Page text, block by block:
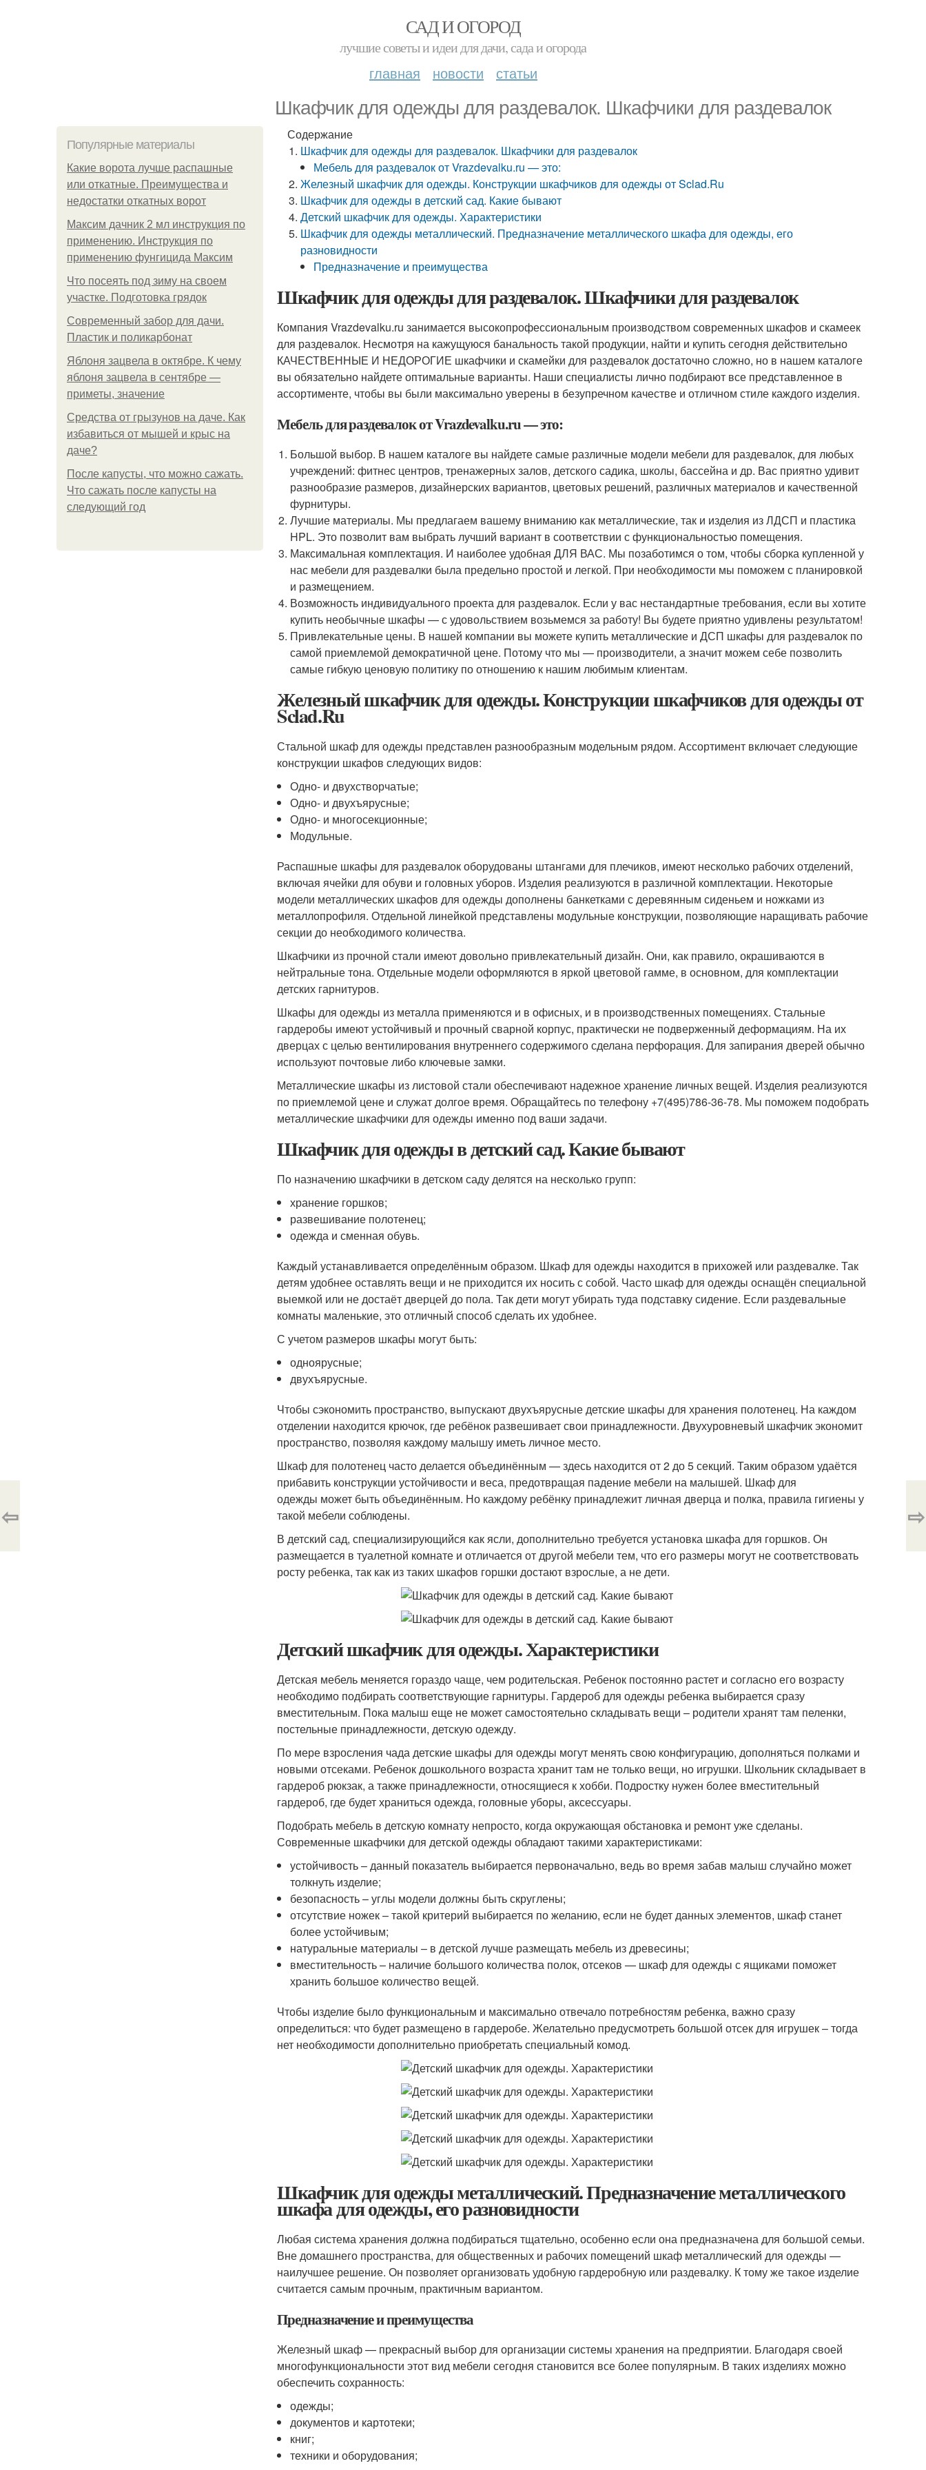
САД И ОГОРОД
лучшие советы и идеи для дачи, сада и огорода
главная новости статьи
Шкафчик для одежды для раздевалок. Шкафчики для раздевалок
Популярные материалы
Какие ворота лучше распашные
или откатные. Преимущества и
недостатки откатных ворот
Максим дачник 2 мл инструкция по
применению. Инструкция по
применению фунгицида Максим
Что посеять под зиму на своем
участке. Подготовка грядок
Современный забор для дачи.
Пластик и поликарбонат
Яблоня зацвела в октябре. К чему
яблоня зацвела в сентябре —
приметы, значение
Средства от грызунов на даче. Как
избавиться от мышей и крыс на
даче?
После капусты, что можно сажать.
Что сажать после капусты на
следующий год
Содержание
Шкафчик для одежды для раздевалок. Шкафчики для раздевалок
Мебель для раздевалок от Vrazdevalku.ru — это:
Железный шкафчик для одежды. Конструкции шкафчиков для одежды от Sclad.Ru
Шкафчик для одежды в детский сад. Какие бывают
Детский шкафчик для одежды. Характеристики
Шкафчик для одежды металлический. Предназначение металлического шкафа для одежды, его
разновидности
Предназначение и преимущества
Шкафчик для одежды для раздевалок. Шкафчики для раздевалок
Компания Vrazdevalku.ru занимается высокопрофессиональным производством современных шкафов и скамеек
для раздевалок. Несмотря на кажущуюся банальность такой продукции, найти и купить сегодня действительно
КАЧЕСТВЕННЫЕ И НЕДОРОГИЕ шкафчики и скамейки для раздевалок достаточно сложно, но в нашем каталоге
вы обязательно найдете оптимальные варианты. Наши специалисты лично подбирают все представленное в
ассортименте, чтобы вы были максимально уверены в безупречном качестве и отличном стиле каждого изделия.
Мебель для раздевалок от Vrazdevalku.ru — это:
Большой выбор. В нашем каталоге вы найдете самые различные модели мебели для раздевалок, для любых
учреждений: фитнес центров, тренажерных залов, детского садика, школы, бассейна и др. Вас приятно удивит
разнообразие размеров, дизайнерских вариантов, цветовых решений, различных материалов и качественной
фурнитуры.
Лучшие материалы. Мы предлагаем вашему вниманию как металлические, так и изделия из ЛДСП и пластика
HPL. Это позволит вам выбрать лучший вариант в соответствии с функциональностью помещения.
Максимальная комплектация. И наиболее удобная ДЛЯ ВАС. Мы позаботимся о том, чтобы сборка купленной у
нас мебели для раздевалки была предельно простой и легкой. При необходимости мы поможем с планировкой
и размещением.
Возможность индивидуального проекта для раздевалок. Если у вас нестандартные требования, если вы хотите
купить необычные шкафы — с удовольствием возьмемся за работу! Вы будете приятно удивлены результатом!
Привлекательные цены. В нашей компании вы можете купить металлические и ДСП шкафы для раздевалок по
самой приемлемой демократичной цене. Потому что мы — производители, а значит можем себе позволить
самые гибкую ценовую политику по отношению к нашим любимым клиентам.
Железный шкафчик для одежды. Конструкции шкафчиков для одежды от
Sclad.Ru
Стальной шкаф для одежды представлен разнообразным модельным рядом. Ассортимент включает следующие
конструкции шкафов следующих видов:
Одно- и двухстворчатые;
Одно- и двухъярусные;
Одно- и многосекционные;
Модульные.
Распашные шкафы для раздевалок оборудованы штангами для плечиков, имеют несколько рабочих отделений,
включая ячейки для обуви и головных уборов. Изделия реализуются в различной комплектации. Некоторые
модели металлических шкафов для одежды дополнены банкетками с деревянным сиденьем и ножками из
металлопрофиля. Отдельной линейкой представлены модульные конструкции, позволяющие наращивать рабочие
секции до необходимого количества.
Шкафчики из прочной стали имеют довольно привлекательный дизайн. Они, как правило, окрашиваются в
нейтральные тона. Отдельные модели оформляются в яркой цветовой гамме, в основном, для комплектации
детских гарнитуров.
Шкафы для одежды из металла применяются и в офисных, и в производственных помещениях. Стальные
гардеробы имеют устойчивый и прочный сварной корпус, практически не подверженный деформациям. На их
дверцах с целью вентилирования внутреннего содержимого сделана перфорация. Для запирания дверей обычно
используют почтовые либо ключевые замки.
Металлические шкафы из листовой стали обеспечивают надежное хранение личных вещей. Изделия реализуются
по приемлемой цене и служат долгое время. Обращайтесь по телефону +7(495)786-36-78. Мы поможем подобрать
металлические шкафчики для одежды именно под ваши задачи.
Шкафчик для одежды в детский сад. Какие бывают
По назначению шкафчики в детском саду делятся на несколько групп:
хранение горшков;
развешивание полотенец;
одежда и сменная обувь.
Каждый устанавливается определённым образом. Шкаф для одежды находится в прихожей или раздевалке. Так
детям удобнее оставлять вещи и не приходится их носить с собой. Часто шкаф для одежды оснащён специальной
выемкой или не достаёт дверцей до пола. Так дети могут убирать туда подставку сидение. Если раздевальные
комнаты маленькие, это отличный способ сделать их удобнее.
С учетом размеров шкафы могут быть:
одноярусные;
двухъярусные.
Чтобы сэкономить пространство, выпускают двухъярусные детские шкафы для хранения полотенец. На каждом
отделении находится крючок, где ребёнок развешивает свои принадлежности. Двухуровневый шкафчик экономит
пространство, позволяя каждому малышу иметь личное место.
Шкаф для полотенец часто делается объединённым — здесь находится от 2 до 5 секций. Таким образом удаётся
прибавить конструкции устойчивости и веса, предотвращая падение мебели на малышей. Шкаф для
одежды может быть объединённым. Но каждому ребёнку принадлежит личная дверца и полка, правила гигиены у
такой мебели соблюдены.
В детский сад, специализирующийся как ясли, дополнительно требуется установка шкафа для горшков. Он
размещается в туалетной комнате и отличается от другой мебели тем, что его размеры могут не соответствовать
росту ребенка, так как из таких шкафов горшки достают взрослые, а не дети.
Детский шкафчик для одежды. Характеристики
Детская мебель меняется гораздо чаще, чем родительская. Ребенок постоянно растет и согласно его возрасту
необходимо подбирать соответствующие гарнитуры. Гардероб для одежды ребенка выбирается сразу
вместительным. Пока малыш еще не может самостоятельно складывать вещи – родители хранят там пеленки,
постельные принадлежности, детскую одежду.
По мере взросления чада детские шкафы для одежды могут менять свою конфигурацию, дополняться полками и
новыми отсеками. Ребенок дошкольного возраста хранит там не только вещи, но игрушки. Школьник складывает в
гардероб рюкзак, а также принадлежности, относящиеся к хобби. Подростку нужен более вместительный
гардероб, где будет храниться одежда, головные уборы, аксессуары.
Подобрать мебель в детскую комнату непросто, когда окружающая обстановка и ремонт уже сделаны.
Современные шкафчики для детской одежды обладают такими характеристиками:
устойчивость – данный показатель выбирается первоначально, ведь во время забав малыш случайно может
толкнуть изделие;
безопасность – углы модели должны быть скруглены;
отсутствие ножек – такой критерий выбирается по желанию, если не будет данных элементов, шкаф станет
более устойчивым;
натуральные материалы – в детской лучше размещать мебель из древесины;
вместительность – наличие большого количества полок, отсеков — шкаф для одежды с ящиками поможет
хранить большое количество вещей.
Чтобы изделие было функциональным и максимально отвечало потребностям ребенка, важно сразу
определиться: что будет размещено в гардеробе. Желательно предусмотреть большой отсек для игрушек – тогда
нет необходимости дополнительно приобретать специальный комод.
Шкафчик для одежды металлический. Предназначение металлического
шкафа для одежды, его разновидности
Любая система хранения должна подбираться тщательно, особенно если она предназначена для большой семьи.
Вне домашнего пространства, для общественных и рабочих помещений шкаф металлический для одежды —
наилучшее решение. Он позволяет организовать удобную гардеробную или раздевалку. К тому же такое изделие
считается самым прочным, практичным вариантом.
Предназначение и преимущества
Железный шкаф — прекрасный выбор для организации системы хранения на предприятии. Благодаря своей
многофункциональности этот вид мебели сегодня становится все более популярным. В таких изделиях можно
обеспечить сохранность:
одежды;
документов и картотеки;
книг;
техники и оборудования;
⇦ ⇨